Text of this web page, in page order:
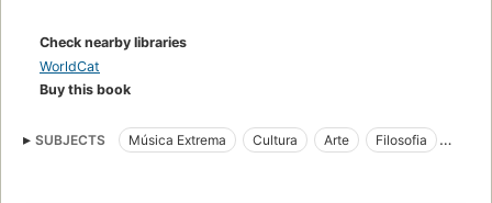
Check nearby libraries
WorldCat
Buy this book
SUBJECTS Música Extrema Cultura Arte
Filosofia